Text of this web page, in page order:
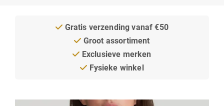
Gratis verzending vanaf €50
Groot assortiment
Exclusieve merken
Fysieke winkel